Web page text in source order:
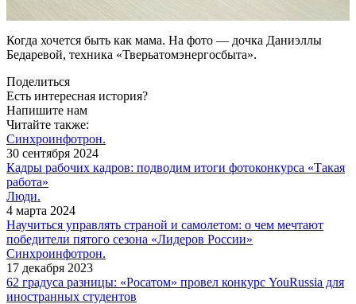
Когда хочется быть как мама. На фото — ​дочка Даниэллы
Бедаревой, техника «Тверьатомэнергосбыта».
Поделиться
Есть интересная история?
Напишите нам
Читайте также:
Синхроинфотрон.
30 сентября 2024
Кадры рабочих кадров: подводим итоги фотоконкурса «Такая
работа»
Люди.
4 марта 2024
Научиться управлять ​страной и самолетом: о чем мечтают
победители пятого сезона «Лидеров России»
Синхроинфотрон.
17 декабря 2023
62 градуса разницы: «Росатом» провел конкурс YouRussia для
иностранных студентов